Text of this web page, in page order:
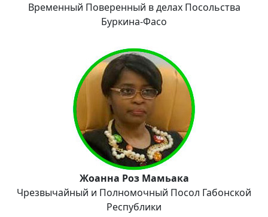
Временный Поверенный в делах Посольства
Буркина-Фасо
Жоанна Роз Мамьака
Чрезвычайный и Полномочный Посол Габонской
Республики